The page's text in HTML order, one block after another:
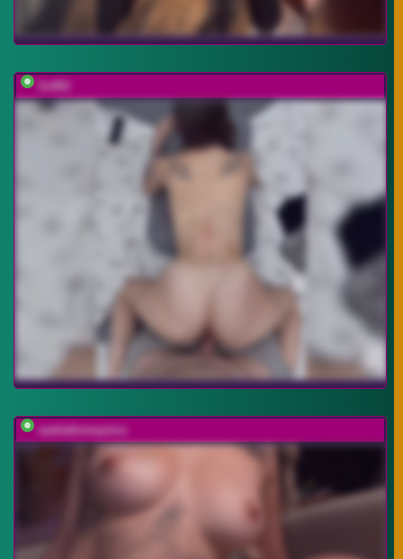
Soffi2
sashahoneyvice